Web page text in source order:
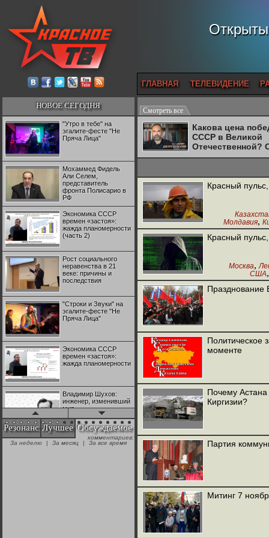
ГЛАВНАЯ ТЕЛЕВИДЕНИЕ
НОВОЕ СЕГОДНЯ
"Утро в тебе" на
эгалите-фесте "Не
Пряча Лица"
Мохаммед Фидель
Али Селем,
представитель
фронта Полисарио в
РФ
Экономика СССР
времен «застоя»:
жажда планомерности
(часть 2)
Рост социального
неравенства в 21
веке: причины и
последствия
"Строки и Звуки" на
эгалите-фесте "Не
Пряча Лица"
Экономика СССР
времен «застоя»:
жажда планомерности
Владимир Шухов:
инженер, изменивший
мир
"Аркадий Коц" на
эгалите-фесте "Не
Резонанс Лучшее Обсуждаемое
комментариев:
За неделю
| За месяц | За все время
Смотреть все
Какова цена
СССР в Великой
Отечественной?
Двуреченский о
Красный
Молдавия,
Красный
Москва,
США
Испания,
Италия ,
Празднование
Политическое
моменте
Почему Астана
Киргизии?
Партия
Митинг 7